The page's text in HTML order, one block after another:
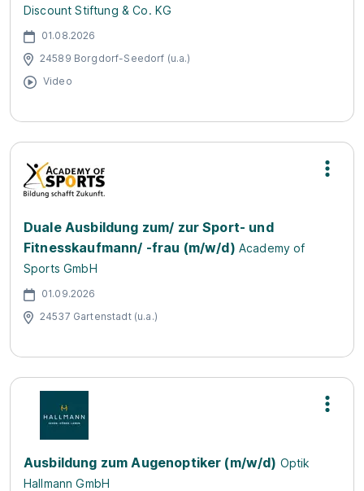
Discount Stiftung & Co. KG
01.08.2026
24589 Borgdorf-Seedorf (u.a.)
Video
Duale Ausbildung zum/ zur Sport- und
Fitnesskaufmann/ -frau (m/w/d) Academy of
Sports GmbH
01.09.2026
24537 Gartenstadt (u.a.)
Ausbildung zum Augenoptiker (m/w/d) Optik
Hallmann GmbH